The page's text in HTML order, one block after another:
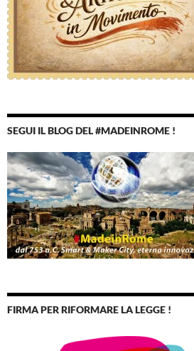
SEGUI IL BLOG DEL #MADEINROME !
FIRMA PER RIFORMARE LA LEGGE !